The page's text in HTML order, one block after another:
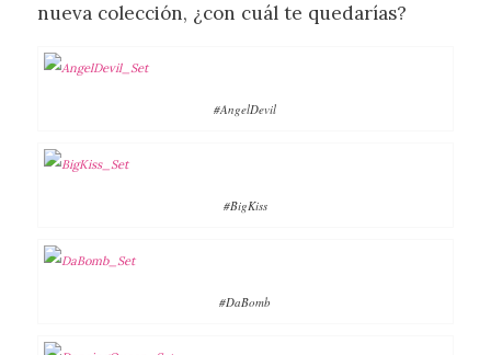
nueva colección, ¿con cuál te quedarías?
#AngelDevil
#BigKiss
#DaBomb